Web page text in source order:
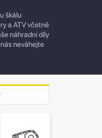
škálu
a ATV včetně
náhradní díly
neváhejte